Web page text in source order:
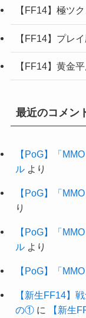
【FF14】極ツ
【FF14】プレ
【FF14】黄金
最近のコメン
【PoG】「
ルより
【PoG】「
り
【PoG】「
ルより
【PoG】「
【新生FF14】
の①に
【新生